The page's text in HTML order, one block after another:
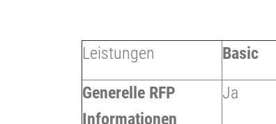
Leistungen Basic
Generelle RFP
Informationen
Ja